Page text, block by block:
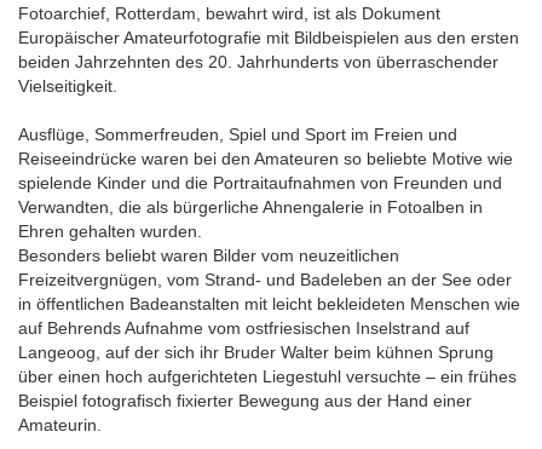
Fotoarchief, Rotterdam, bewahrt wird, ist als Dokument
Europäischer Amateurfotografie mit Bildbeispielen aus den ersten
beiden Jahrzehnten des 20. Jahrhunderts von überraschender
Vielseitigkeit.
Ausflüge, Sommerfreuden, Spiel und Sport im Freien und
Reiseeindrücke waren bei den Amateuren so beliebte Motive wie
spielende Kinder und die Portraitaufnahmen von Freunden und
Verwandten, die als bürgerliche Ahnengalerie in Fotoalben in
Ehren gehalten wurden.
Besonders beliebt waren Bilder vom neuzeitlichen
Freizeitvergnügen, vom Strand- und Badeleben an der See oder
in öffentlichen Badeanstalten mit leicht bekleideten Menschen wie
auf Behrends Aufnahme vom ostfriesischen Inselstrand auf
Langeoog, auf der sich ihr Bruder Walter beim kühnen Sprung
über einen hoch aufgerichteten Liegestuhl versuchte – ein frühes
Beispiel fotografisch fixierter Bewegung aus der Hand einer
Amateurin.